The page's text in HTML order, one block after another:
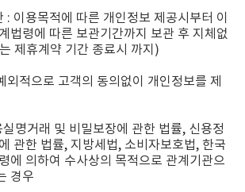
: 이용목적에 따른 개인정보 제공시부터 이
법령에 따른 보관기간까지 보관 후 지체없
제휴계약 기간 종료시 까지)
외적으로 고객의 동의없이 개인정보를 제
명거래 및 비밀보장에 관한 법률, 신용정
관한 법률, 지방세법, 소비자보호법, 한국
에 의하여 수사상의 목적으로 관계기관으
경우